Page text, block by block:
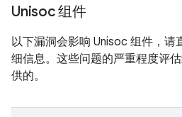
Unisoc 组件
以下漏洞会影响 Unisoc 组件，请
细信息。这些问题的严重程度评
供的。